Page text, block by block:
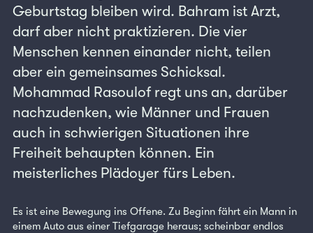
Geburtstag bleiben wird. Bahram ist Arzt,
darf aber nicht praktizieren. Die vier
Menschen kennen einander nicht, teilen
aber ein gemeinsames Schicksal.
Mohammad Rasoulof regt uns an, darüber
nachzudenken, wie Männer und Frauen
auch in schwierigen Situationen ihre
Freiheit behaupten können. Ein
meisterliches Plädoyer fürs Leben.
Es ist eine Bewegung ins Offene. Zu Beginn fährt ein Mann in
einem Auto aus einer Tiefgarage heraus; scheinbar endlos